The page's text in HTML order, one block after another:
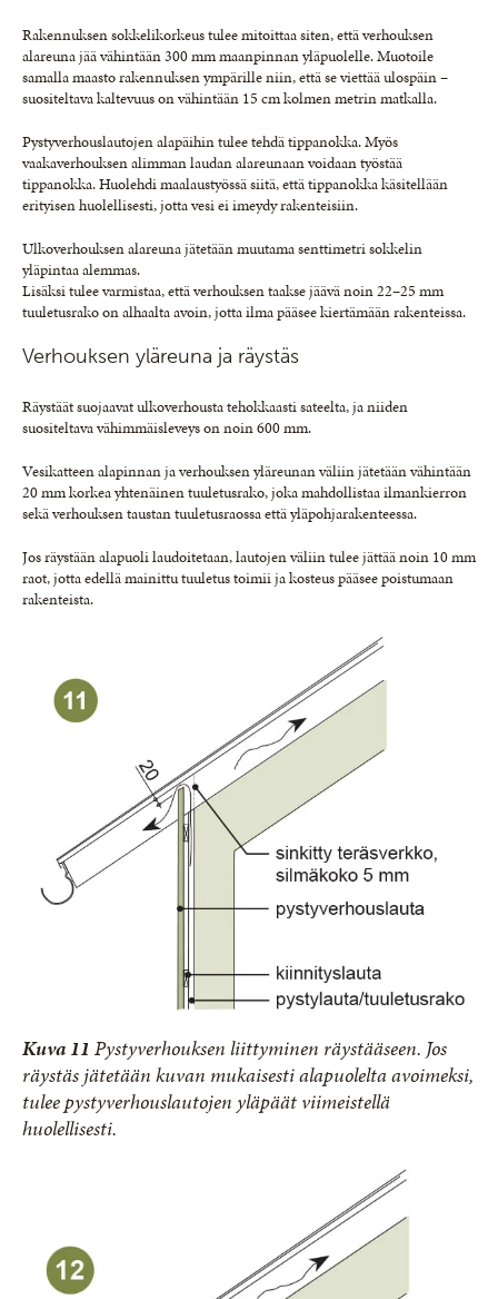
Rakennuksen sokkelikorkeus tulee mitoittaa siten, että verhouksen
alareuna jää vähintään 300 mm maanpinnan yläpuolelle. Muotoile
samalla maasto rakennuksen ympärille niin, että se viettää ulospäin –
suositeltava kaltevuus on vähintään 15 cm kolmen metrin matkalla.
Pystyverhouslautojen alapäihin tulee tehdä tippanokka. Myös
vaakaverhouksen alimman laudan alareunaan voidaan työstää
tippanokka. Huolehdi maalaustyössä siitä, että tippanokka käsitellään
erityisen huolellisesti, jotta vesi ei imeydy rakenteisiin.
Ulkoverhouksen alareuna jätetään muutama senttimetri sokkelin
yläpintaa alemmas.
Lisäksi tulee varmistaa, että verhouksen taakse jäävä noin 22–25 mm
tuuletusrako on alhaalta avoin, jotta ilma pääsee kiertämään rakenteissa.
Verhouksen yläreuna ja räystäs
Räystäät suojaavat ulkoverhousta tehokkaasti sateelta, ja niiden
suositeltava vähimmäisleveys on noin 600 mm.
Vesikatteen alapinnan ja verhouksen yläreunan väliin jätetään vähintään
20 mm korkea yhtenäinen tuuletusrako, joka mahdollistaa ilmankierron
sekä verhouksen taustan tuuletusraossa että yläpohjarakenteessa.
Jos räystään alapuoli laudoitetaan, lautojen väliin tulee jättää noin 10 mm
raot, jotta edellä mainittu tuuletus toimii ja kosteus pääsee poistumaan
rakenteista.
Kuva 11 Pystyverhouksen liittyminen räystääseen. Jos
räystäs jätetään kuvan mukaisesti alapuolelta avoimeksi,
tulee pystyverhouslautojen yläpäät viimeistellä
huolellisesti.